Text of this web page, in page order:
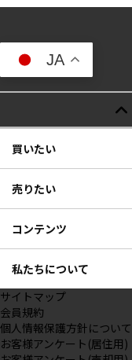
JA
買いたい
売りたい
コンテンツ
私たちについて
サイトマップ
会員規約
個人情報保護方針について
お客様アンケート(居住用)